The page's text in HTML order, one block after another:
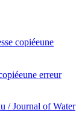
copiéeune
une erreur
/ Journal of Water